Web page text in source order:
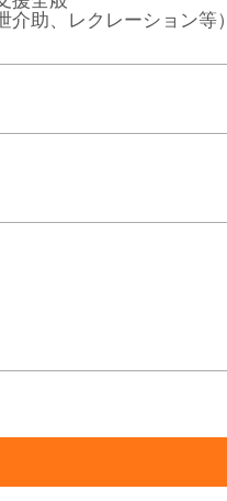
介助、レクレーション等）